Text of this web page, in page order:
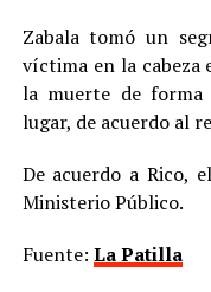
Zabala tomó un
víctima en la cabeza
la muerte de forma
lugar, de acuerdo al
De acuerdo a Rico,
Ministerio Público.
Fuente: La Patilla